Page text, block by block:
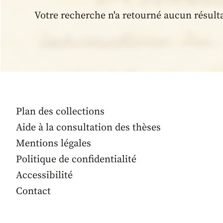
Votre recherche n'a retourné aucun
Plan des collections
Aide à la consultation des thèses
Mentions légales
Politique de confidentialité
Accessibilité
Contact